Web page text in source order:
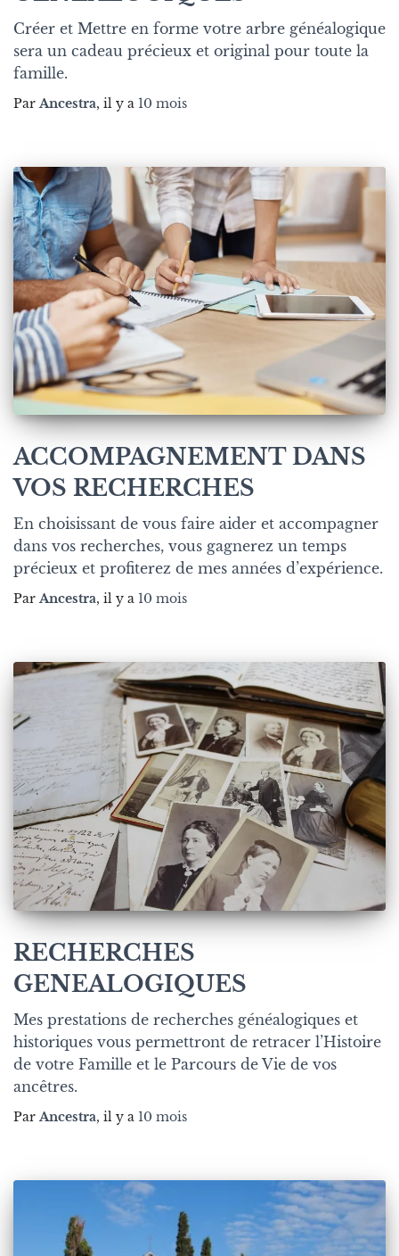
Créer et Mettre en forme votre arbre généalogique
sera un cadeau précieux et original pour toute la
famille.
ParAncestra, il y a 10 mois
ACCOMPAGNEMENT DANS
VOS RECHERCHES
En choisissant de vous faire aider et accompagner
dans vos recherches, vous gagnerez un temps
précieux et profiterez de mes années d’expérience.
ParAncestra, il y a 10 mois
RECHERCHES
GENEALOGIQUES
Mes prestations de recherches généalogiques et
historiques vous permettront de retracer l’Histoire
de votre Famille et le Parcours de Vie de vos
ancêtres.
ParAncestra, il y a 10 mois